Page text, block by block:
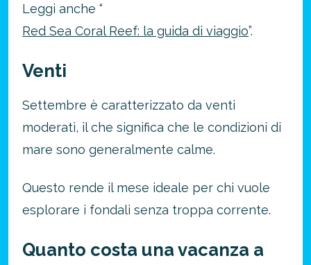
Leggi anche “
Red Sea Coral Reef: la guida di viaggio”.
Venti
Settembre è caratterizzato da venti
moderati, il che significa che le condizioni di
mare sono generalmente calme.
Questo rende il mese ideale per chi vuole
esplorare i fondali senza troppa corrente.
Quanto costa una vacanza a
Risparmia oltre il 21%!
approfitta del nostro 4-2-1